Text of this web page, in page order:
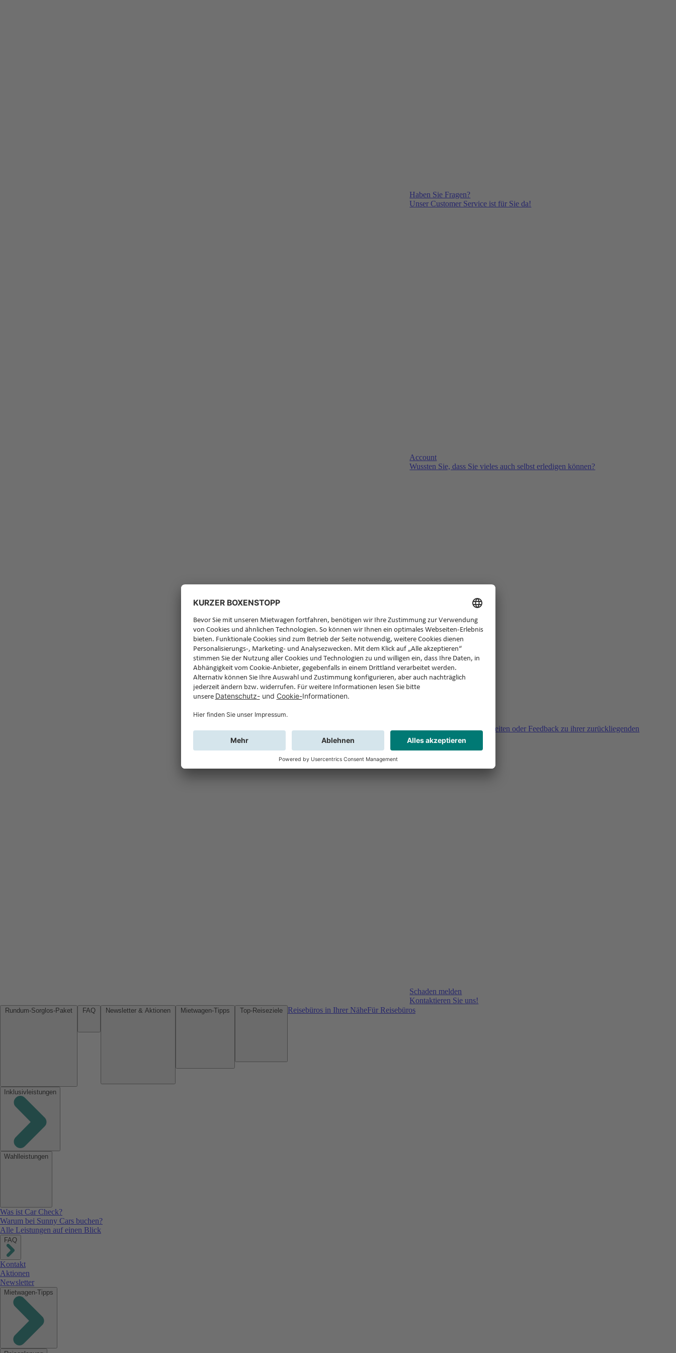
Haben Sie Fragen?
Unser Customer Service ist für Sie da!
Account
Wussten Sie, dass Sie vieles auch selbst erledigen können?
Sie haben Fragen, Unklarheiten oder Feedback zu ihrer zurückliegenden
Buchung?
Schaden melden
Kontaktieren Sie uns!
Reisebüros in Ihrer NäheFür Reisebüros
Inklusivleistungen
Wahlleistungen
Was ist Car Check?
Warum bei Sunny Cars buchen?
Alle Leistungen auf einen Blick
FAQ
Kontakt
Aktionen
Newsletter
Mietwagen-Tipps